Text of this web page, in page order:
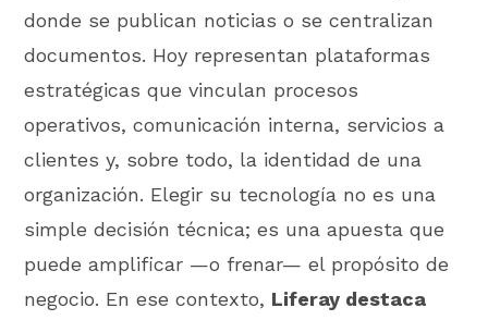
donde se publican noticias o se centralizan
documentos. Hoy representan plataformas
estratégicas que vinculan procesos
operativos, comunicación interna, servicios a
clientes y, sobre todo, la identidad de una
organización. Elegir su tecnología no es una
simple decisión técnica; es una apuesta que
puede amplificar —o frenar— el propósito de
negocio. En ese contexto, Liferay destaca